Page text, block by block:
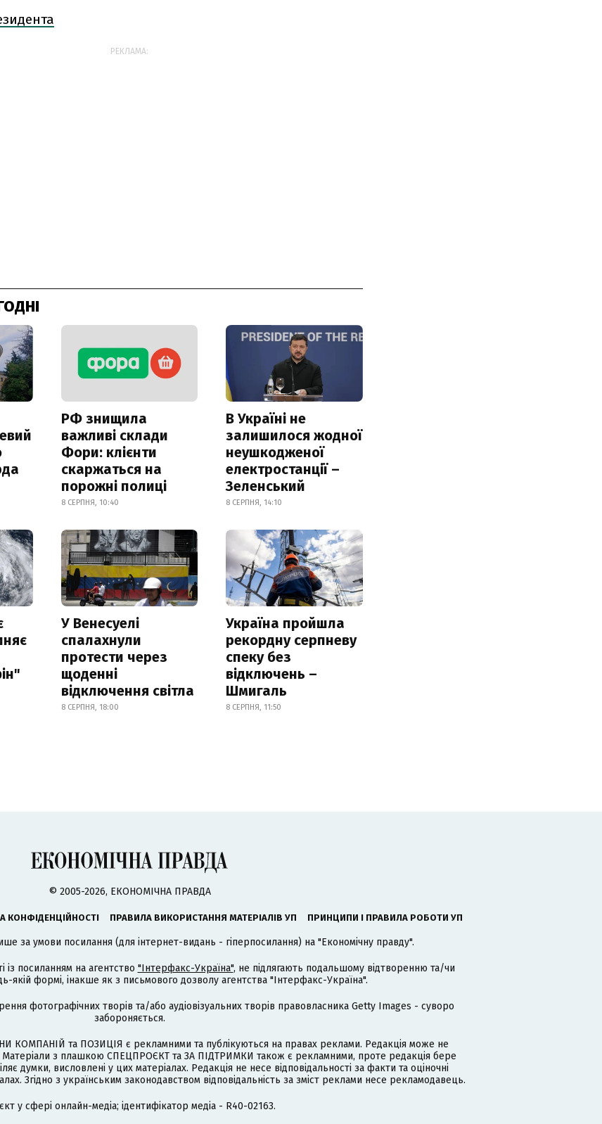
РЕКЛАМА:
РФ знищила
важливі склади
Фори: клієнти
скаржаться на
порожні полиці
8 СЕРПНЯ, 10:40
В Україні не
залишилося жодної
неушкодженої
електростанції –
Зеленський
8 СЕРПНЯ, 14:10
У Венесуелі
спалахнули
протести через
щоденні
відключення світла
8 СЕРПНЯ, 18:00
Україна пройшла
рекордну серпневу
спеку без
відключень –
Шмигаль
8 СЕРПНЯ, 11:50
© 2005-2026, ЕКОНОМІЧНА ПРАВДА
КОНФІДЕНЦІЙНОСТІ ПРАВИЛА ВИКОРИСТАННЯ МАТЕРІАЛІВ УП ПРИНЦИПИ І ПРАВИЛА РОБОТИ УП
за умови посилання (для інтернет-видань - гіперпосилання) на "Економічну правду".
із посиланням на агентство "Інтерфакс-Україна", не підлягають подальшому відтворенню та/чи
формі, інакше як з письмового дозволу агентства "Інтерфакс-Україна".
фотографічних творів та/або аудіовізуальних творів правовласника Getty Images - суворо
забороняється.
КОМПАНІЙ та ПОЗИЦІЯ є рекламними та публікуються на правах реклами. Редакція може не
Матеріали з плашкою СПЕЦПРОЄКТ та ЗА ПІДТРИМКИ також є рекламними, проте редакція бере
думки, висловлені у цих матеріалах. Редакція не несе відповідальності за факти та оціночні
Згідно з українським законодавством відповідальність за зміст реклами несе рекламодавець.
у сфері онлайн-медіа; ідентифікатор медіа - R40-02163.